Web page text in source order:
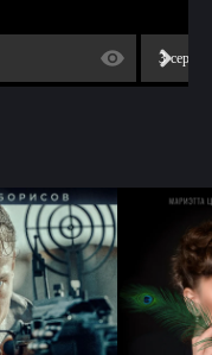
3 серия